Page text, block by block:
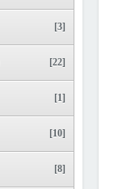
[3]
[22]
[1]
[10]
[8]